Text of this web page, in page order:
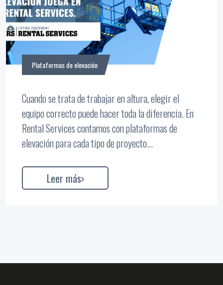
Plataformas de elevación
Cuando se trata de trabajar en altura, elegir el
equipo correcto puede hacer toda la diferencia. En
Rental Services contamos con plataformas de
elevación para cada tipo de proyecto...
Leer más